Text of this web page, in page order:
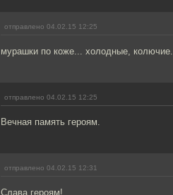
отправлено 04.02.15 12:25
мурашки по коже... холодные, колючие.
отправлено 04.02.15 12:25
Вечная память героям.
отправлено 04.02.15 12:31
Слава героям!